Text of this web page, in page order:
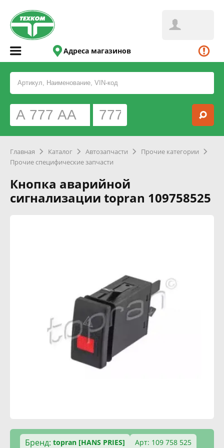
Адреса магазинов
Главная Каталог Автозапчасти
Прочие категории
Прочие специфические запчасти
Кнопка аварийной
сигнализации topran 109758525
Бренд: topran [HANS PRIES]
Арт: 109 758 525